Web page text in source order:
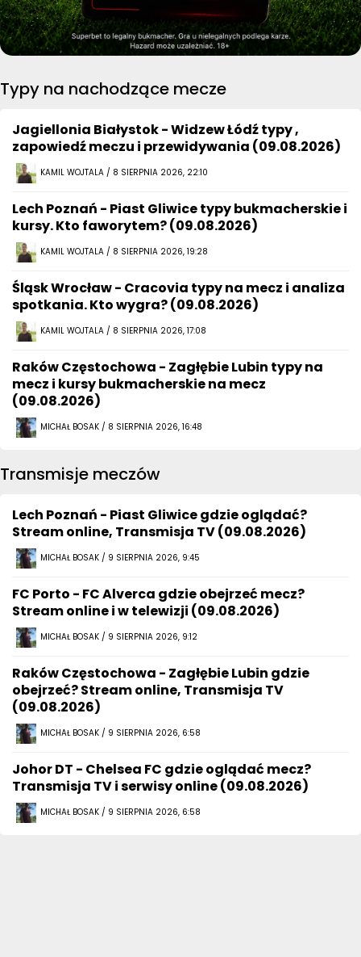
Typy na nachodzące mecze
Jagiellonia Białystok - Widzew Łódź typy ,
zapowiedź meczu i przewidywania (09.08.2026)
KAMIL WOJTALA / 8 SIERPNIA 2026, 22:10
Lech Poznań - Piast Gliwice typy bukmacherskie i
kursy. Kto faworytem? (09.08.2026)
KAMIL WOJTALA / 8 SIERPNIA 2026, 19:28
Śląsk Wrocław - Cracovia typy na mecz i analiza
spotkania. Kto wygra? (09.08.2026)
KAMIL WOJTALA / 8 SIERPNIA 2026, 17:08
Raków Częstochowa - Zagłębie Lubin typy na
mecz i kursy bukmacherskie na mecz
(09.08.2026)
MICHAŁ BOSAK / 8 SIERPNIA 2026, 16:48
Transmisje meczów
Lech Poznań - Piast Gliwice gdzie oglądać?
Stream online, Transmisja TV (09.08.2026)
MICHAŁ BOSAK / 9 SIERPNIA 2026, 9:45
FC Porto - FC Alverca gdzie obejrzeć mecz?
Stream online i w telewizji (09.08.2026)
MICHAŁ BOSAK / 9 SIERPNIA 2026, 9:12
Raków Częstochowa - Zagłębie Lubin gdzie
obejrzeć? Stream online, Transmisja TV
(09.08.2026)
MICHAŁ BOSAK / 9 SIERPNIA 2026, 6:58
Johor DT - Chelsea FC gdzie oglądać mecz?
Transmisja TV i serwisy online (09.08.2026)
MICHAŁ BOSAK / 9 SIERPNIA 2026, 6:58